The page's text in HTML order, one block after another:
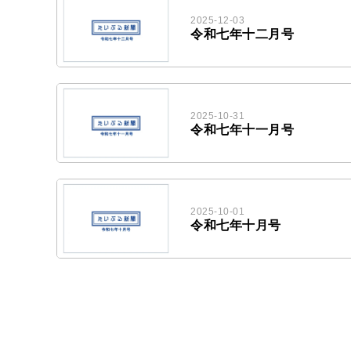
2025-12-03
令和七年十二月号
2025-10-31
令和七年十一月号
2025-10-01
令和七年十月号